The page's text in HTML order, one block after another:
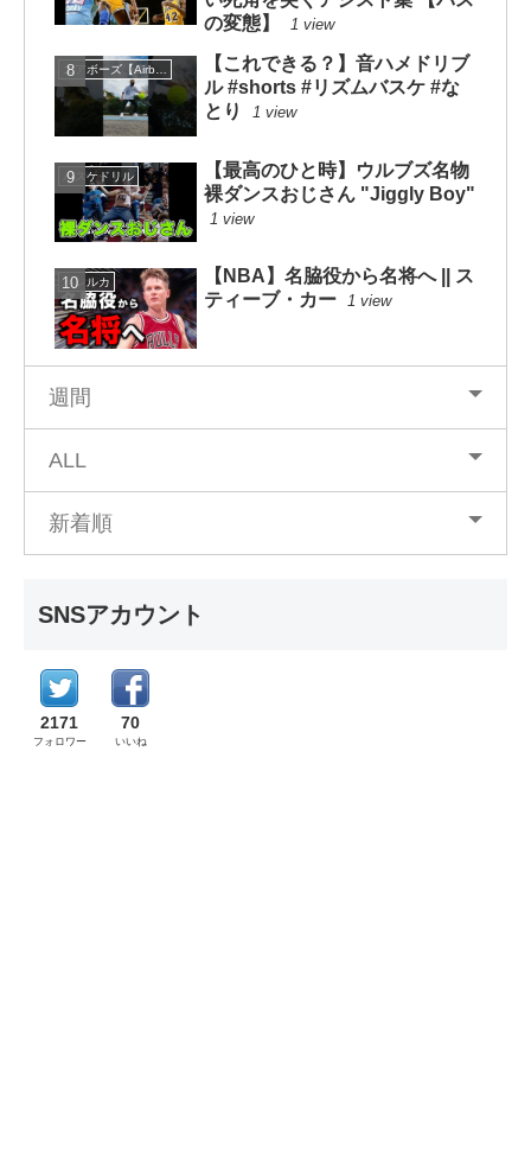
の変態】
1 view
エアボーズ【Airbowz 】
【これできる？】音ハメドリブ
ル #shorts #リズムバスケ #な
とり
1 view
バスケドリル
【最高のひと時】ウルブズ名物
裸ダンスおじさん "Jiggly Boy"
1 view
ハレルカ
【NBA】名脇役から名将へ || ス
ティーブ・カー 1 view
週間
ALL
新着順
SNSアカウント
2171
フォロワー
70
いいね